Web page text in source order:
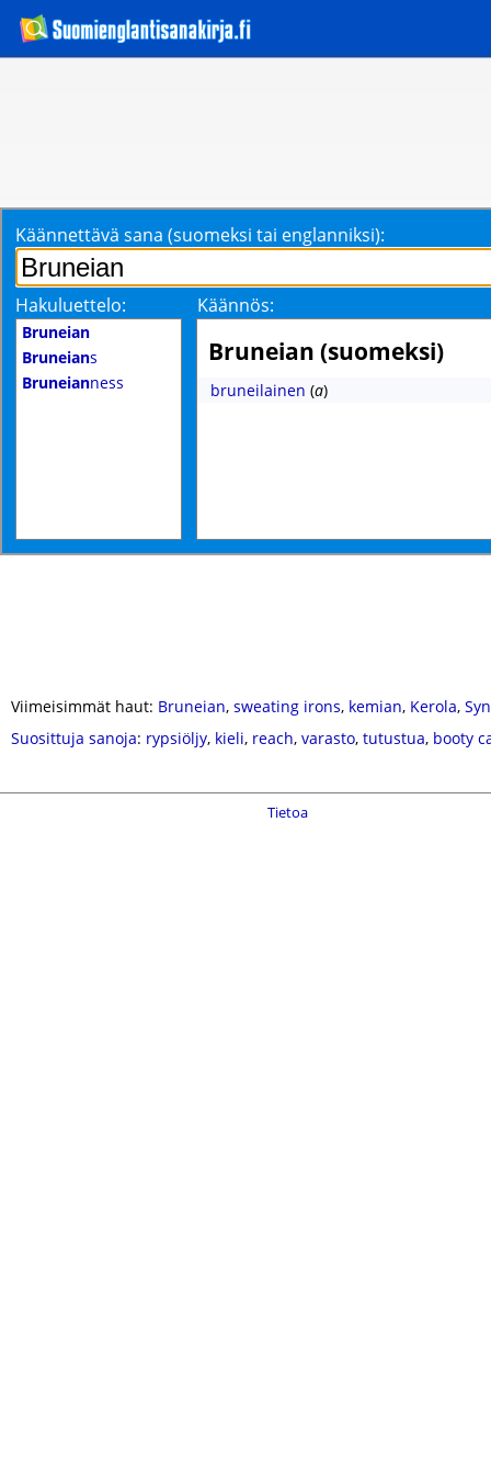
Käännettävä sana (suomeksi tai englanniksi):
Hakuluettelo: Käännös:
Bruneian
Bruneians
Bruneianness
Bruneian (suomeksi)
bruneilainen (a)
Viimeisimmät haut: Bruneian, sweating irons, kemian, Kerola,
Suosittuja sanoja: rypsiöljy, kieli, reach, varasto, tutustua, booty
Tietoa